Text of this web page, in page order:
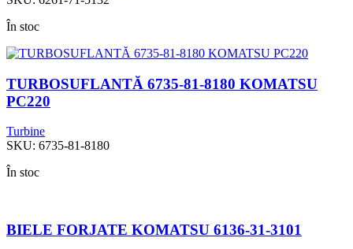
În stoc
TURBOSUFLANTĂ 6735-81-8180 KOMATSU
PC220
Turbine
SKU: 6735-81-8180
În stoc
BIELE FORJATE KOMATSU 6136-31-3101